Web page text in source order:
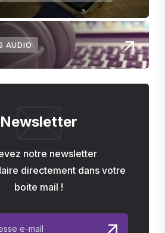
AUDIO
Newsletter
notre newsletter
directement dans votre
boite mail !